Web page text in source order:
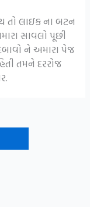
તો લાઇક ના બટન
સાવલો પૂછી
ને અમારા પેજ
તમને દરરોજ